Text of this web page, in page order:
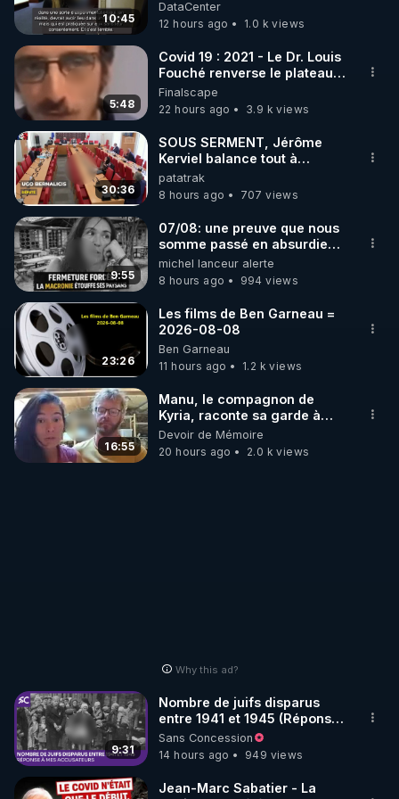
https://www.instagram.com/rdlr_thierrycasasnovas/
http://rgnr.li/instagram
🌱 LA NEWSLETTER
Pour ne pas rater l’actualité RGNR (stages,
http://rgnr.li/news
🌱 VIDÉOS NON CENSURÉES SUR ODYSEE
Toutes les vidéos Youtube sont aussi sur la
http://rgnr.li/odysee
🌱 LES STAGES EN PRÉSENTIEL
http://rgnr.li/stages
_________
LES CODES PROMO DES PARTENAIRES
▶ 10 % de réduction sur les extracteurs de la
marque SANA :
Rendez-vous sur http://rgnr.li/lechoubrave
code : REGENERE10
10:45
DataCenter
12 hours ago
1.0 k views
5:48
Covid 19 : 2021 - Le Dr. Louis
Fouché renverse le plateau
de CNews !
Finalscape
22 hours ago
3.9 k views
30:36
SOUS SERMENT, Jérôme
Kerviel balance tout à
l'Assemblée !
patatrak
8 hours ago
707 views
9:55
07/08: une preuve que nous
somme passé en absurdie
une dictature qui veut faire
taire ses opposant !
michel lanceur alerte
8 hours ago
994 views
23:26
Les films de Ben Garneau =
2026-08-08
Ben Garneau
11 hours ago
1.2 k views
16:55
Manu, le compagnon de
Kyria, raconte sa garde à
vue musclée. PARTAGEZ!
Devoir de Mémoire
20 hours ago
2.0 k views
Why this ad?
9:31
Nombre de juifs disparus
entre 1941 et 1945 (Réponse
à mes accusateurs)
Sans Concession
14 hours ago
949 views
Jean-Marc Sabatier - La